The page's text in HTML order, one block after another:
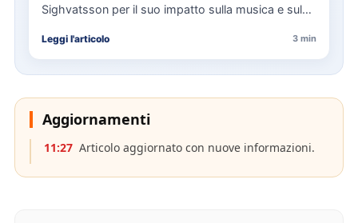
Sighvatsson per il suo impatto sulla musica e sul
Leggi l'articolo 3 min
Aggiornamenti
11:27 Articolo aggiornato con nuove informazioni.